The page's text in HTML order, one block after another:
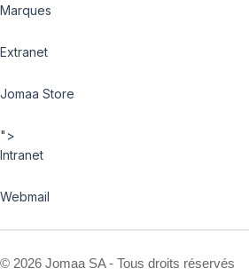
Marques
Extranet
Jomaa Store
">
Intranet
Webmail
© 2026 Jomaa SA - Tous droits réservés